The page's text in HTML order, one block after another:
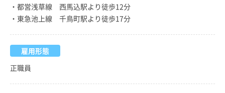
・都営浅草線 西馬込駅より徒歩12分
・東急池上線 千鳥町駅より徒歩17分
雇用形態
正職員